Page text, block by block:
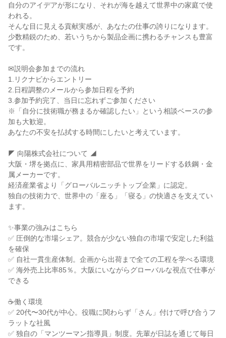
自分のアイデアが形になり、それが海を越えて世界中の家庭で使
われる。
そんな目に見える貢献実感が、あなたの仕事の誇りになります。
少数精鋭のため、若いうちから製品企画に携わるチャンスも豊富
です。
✉説明会参加までの流れ
1.リクナビからエントリー
2.日程調整のメールから参加日程を予約
3.参加予約完了、当日に忘れずご参加ください
※「自分に技術職が務まるか確認したい」という相談ベースの参
加も大歓迎。
あなたの不安を払拭する時間にしたいと考えています。
◤ 向陽株式会社について ◢
大阪・堺を拠点に、家具用精密部品で世界をリードする鉄鋼・金
属メーカーです。
経済産業省より「グローバルニッチトップ企業」に認定。
独自の技術力で、世界中の「座る」「寝る」の快適さを支えてい
ます。
✨事業の強みはこちら
✅ 圧倒的な市場シェア。競合が少ない独自の市場で安定した利益
を確保
✅ 自社一貫生産体制。企画から出荷まで全ての工程を学べる環境
✅ 海外売上比率85％。大阪にいながらグローバルな視点で仕事が
できる
☕働く環境
✅ 20代〜30代が中心。役職に関わらず「さん」付けで呼び合うフ
ラットな社風
✅ 独自の「マンツーマン指導員」制度。先輩が日誌を通じて毎日